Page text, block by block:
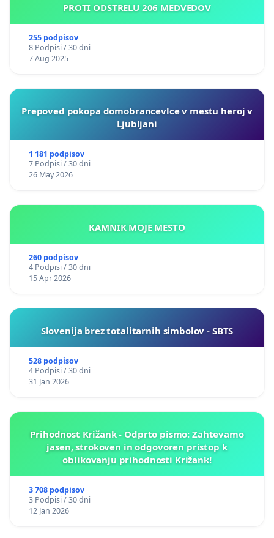
PROTI ODSTRELU 206 MEDVEDOV
255 podpisov
8 Podpisi / 30 dni
7 Aug 2025
Prepoved pokopa domobrancevlce v mestu heroj v
Ljubljani
1 181 podpisov
7 Podpisi / 30 dni
26 May 2026
KAMNIK MOJE MESTO
260 podpisov
4 Podpisi / 30 dni
15 Apr 2026
Slovenija brez totalitarnih simbolov - SBTS
528 podpisov
4 Podpisi / 30 dni
31 Jan 2026
Prihodnost Križank - Odprto pismo: Zahtevamo
jasen, strokoven in odgovoren pristop k
oblikovanju prihodnosti Križank!
3 708 podpisov
3 Podpisi / 30 dni
12 Jan 2026